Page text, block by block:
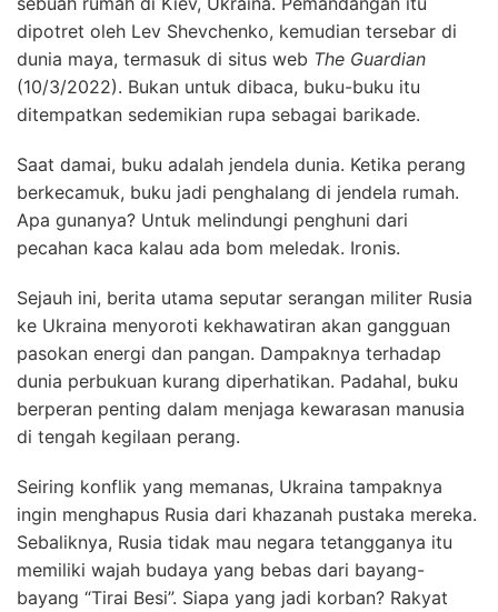
dipotret oleh Lev Shevchenko, kemudian tersebar di
dunia maya, termasuk di situs web The Guardian
(10/3/2022). Bukan untuk dibaca, buku-buku itu
ditempatkan sedemikian rupa sebagai barikade.
Saat damai, buku adalah jendela dunia. Ketika perang
berkecamuk, buku jadi penghalang di jendela rumah.
Apa gunanya? Untuk melindungi penghuni dari
pecahan kaca kalau ada bom meledak. Ironis.
Sejauh ini, berita utama seputar serangan militer Rusia
ke Ukraina menyoroti kekhawatiran akan gangguan
pasokan energi dan pangan. Dampaknya terhadap
dunia perbukuan kurang diperhatikan. Padahal, buku
berperan penting dalam menjaga kewarasan manusia
di tengah kegilaan perang.
Seiring konflik yang memanas, Ukraina tampaknya
ingin menghapus Rusia dari khazanah pustaka mereka.
Sebaliknya, Rusia tidak mau negara tetangganya itu
memiliki wajah budaya yang bebas dari bayang-
bayang “Tirai Besi”. Siapa yang jadi korban? Rakyat